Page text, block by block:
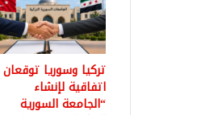
تركيا وسوريا توقعان
اتفاقية لإنشاء
“الجامعة السورية